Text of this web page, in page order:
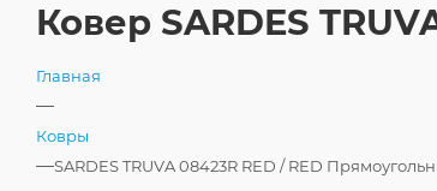
Ковер SARDES
Главная
—
Ковры
—SARDES TRUVA 08423R RED / RED